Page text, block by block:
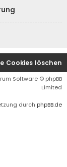
Cookies löschen
Software © phpBB
Limited
durch phpBB.de